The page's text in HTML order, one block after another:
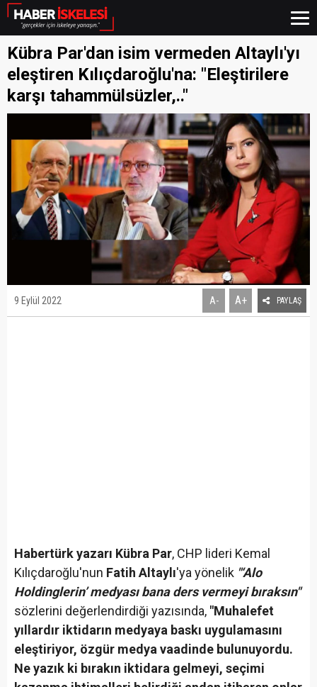
Kübra Par'dan isim vermeden Altaylı'yı
eleştiren Kılıçdaroğlu'na: "Eleştirilere
karşı tahammülsüzler,.."
9 Eylül 2022 A- A+ PAYLAŞ
Habertürk yazarı Kübra Par, CHP lideri Kemal
Kılıçdaroğlu'nun Fatih Altaylı'ya yönelik "‘Alo
Holdinglerin’ medyası bana ders vermeyi bıraksın"
sözlerini değerlendirdiği yazısında, "Muhalefet
yıllardır iktidarın medyaya baskı uygulamasını
eleştiriyor, özgür medya vaadinde bulunuyordu.
Ne yazık ki bırakın iktidara gelmeyi, seçimi